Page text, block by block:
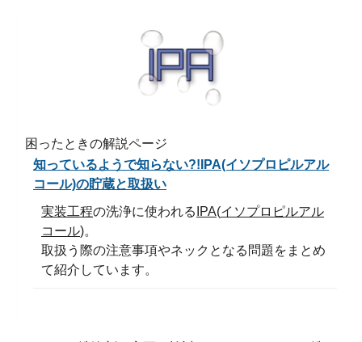
困ったときの解説ページ
知っているようで知らない?!IPA(イソプロピルアル
コール)の貯蔵と取扱い
実装工程の洗浄に使われる IPA(イソプロピルアル
コール)。
取扱う際の注意事項やネックとなる問題をまとめ
て紹介しています。